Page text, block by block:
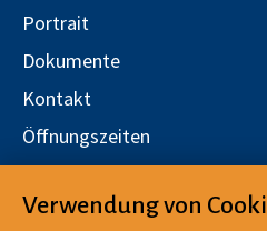
Portrait
Dokumente
Kontakt
Öffnungszeiten
Stellen
Verwendung von